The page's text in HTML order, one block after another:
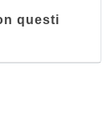
questi